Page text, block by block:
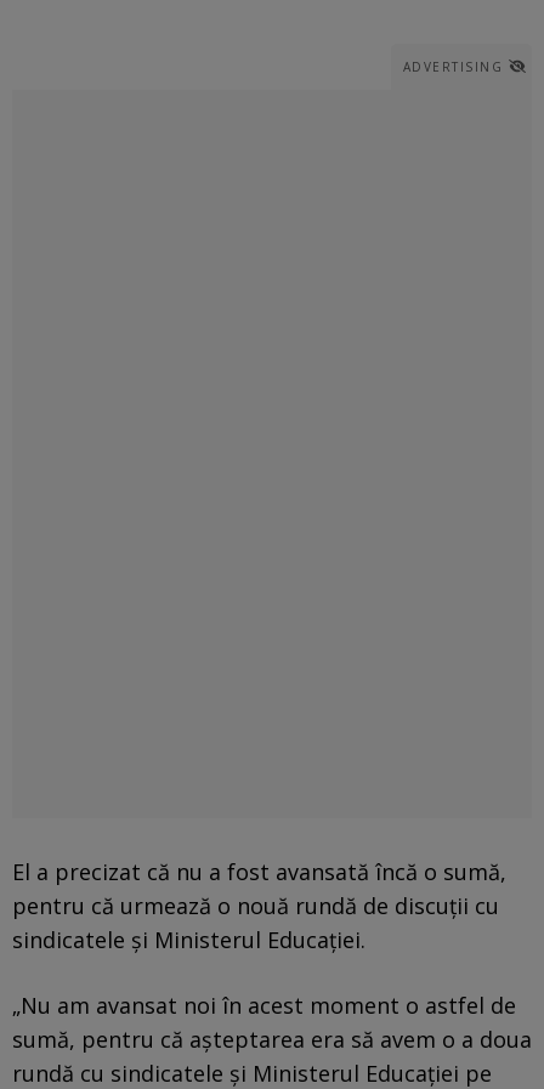
ADVERTISING
El a precizat că nu a fost avansată încă o sumă,
pentru că urmează o nouă rundă de discuții cu
sindicatele și Ministerul Educației.
„Nu am avansat noi în acest moment o astfel de
sumă, pentru că așteptarea era să avem o a doua
rundă cu sindicatele și Ministerul Educației pe